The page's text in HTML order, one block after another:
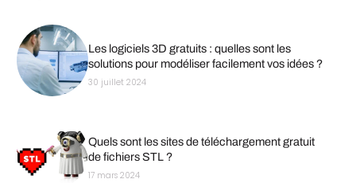
Les logiciels 3D gratuits : quelles sont les
solutions pour modéliser facilement vos idées ?
30 juillet 2024
Quels sont les sites de téléchargement gratuit
de fichiers STL ?
17 mars 2024